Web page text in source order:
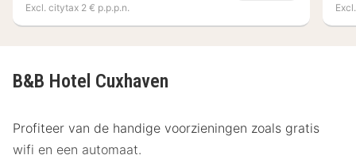
Excl. citytax 2 € p.p.p.n.
B&B Hotel Cuxhaven
Profiteer van de handige voorzieningen zoals gratis
wifi en een automaat.